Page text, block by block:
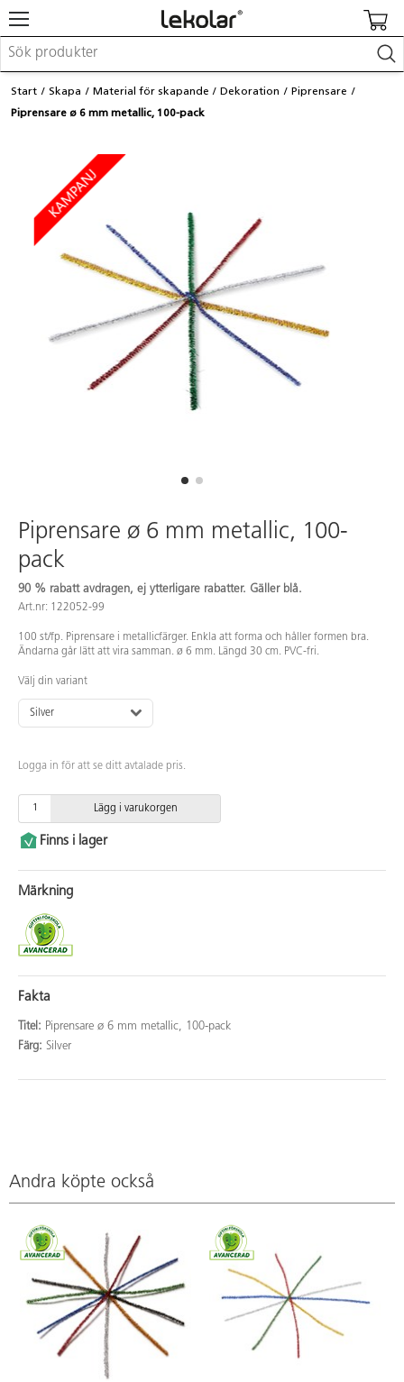
Möbler & inredning
Lekplatsutrustning & utemiljö
Barnvagnar & småbarnsartiklar
Skolförbrukning & kontorsmaterial
Logga in / Registrera dig
Kontakta Lekolar
Start Skapa Material för skapande Dekoration
Piprensare
Piprensare ø 6 mm metallic, 100-pack
Piprensare ø 6 mm metallic, 100-
pack
90 % rabatt avdragen, ej ytterligare rabatter. Gäller blå.
Art.nr: 122052-99
100 st/fp. Piprensare i metallicfärger. Enkla att forma och håller formen bra.
Ändarna går lätt att vira samman. ø 6 mm. Längd 30 cm. PVC-fri.
Välj din variant
Silver
Logga in för att se ditt avtalade pris.
Lägg i varukorgen
Finns i lager
Märkning
Fakta
Titel: Piprensare ø 6 mm metallic, 100-pack
Färg: Silver
Andra köpte också